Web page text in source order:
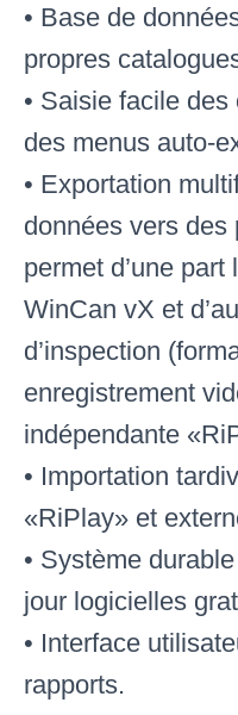
• Base de
propres
• Saisie facile
des menus auto-
• Exportation
données vers des
permet d’une
WinCan vX et
d’inspection
enregistrement
indépendante
• Importation
«RiPlay» et
• Système
jour logicielles
• Interface
rapports.